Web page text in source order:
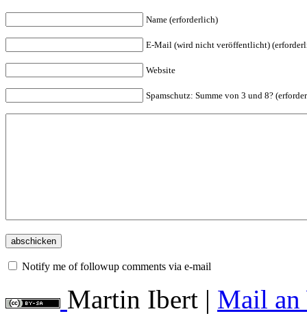
Name (erforderlich)
E-Mail (wird nicht veröffentlicht)
Website
Spamschutz: Summe von 3 und 8?
Notify me of followup comments via e-mail
Martin Ibert | Mail an